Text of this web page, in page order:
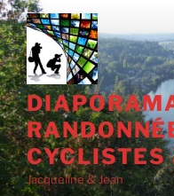
Aller
au
contenu
principal
CYCLISTES
Jacqueline & Jean